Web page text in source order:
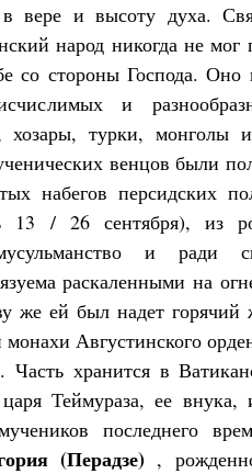
в вере и высоту духа.
народ никогда не мог
со стороны Господа. Оно
и
хозары, турки, монголы
венцов были
набегов персидских
/ 26 сентября), из
и ради
раскаленными на
же ей был надет горячий
Августинского
хранится в
Теймураза, ее
последнего
(Перадзе) ,